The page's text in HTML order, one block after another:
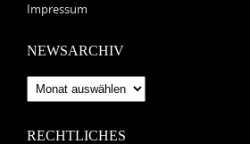
Impressum
NEWSARCHIV
Newsarchiv
RECHTLICHES